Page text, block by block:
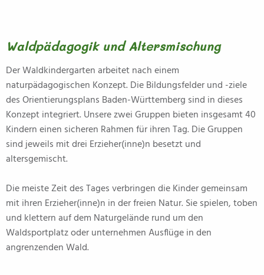
Waldpädagogik und Altersmischung
Der Waldkindergarten arbeitet nach einem
naturpädagogischen Konzept. Die Bildungsfelder und -ziele
des Orientierungsplans Baden-Württemberg sind in dieses
Konzept integriert. Unsere zwei Gruppen bieten insgesamt 40
Kindern einen sicheren Rahmen für ihren Tag. Die Gruppen
sind jeweils mit drei Erzieher(inne)n besetzt und
altersgemischt.
Die meiste Zeit des Tages verbringen die Kinder gemeinsam
mit ihren Erzieher(inne)n in der freien Natur. Sie spielen, toben
und klettern auf dem Naturgelände rund um den
Waldsportplatz oder unternehmen Ausflüge in den
angrenzenden Wald.